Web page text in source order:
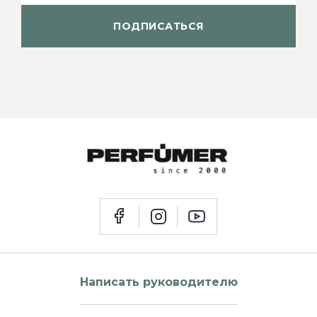
ПОДПИСАТЬСЯ
Написать руководителю